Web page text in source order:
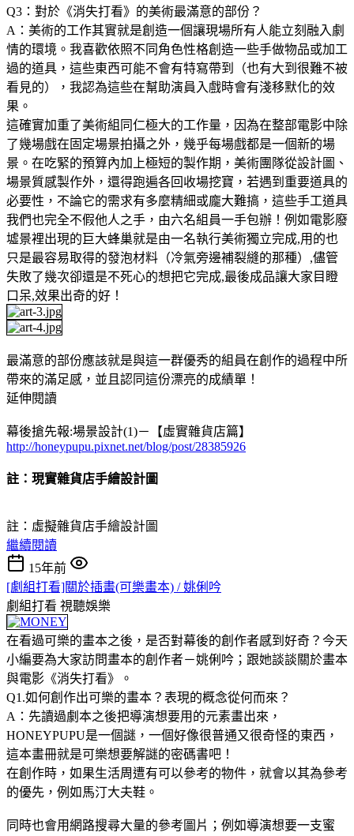
Q3：對於《消失打看》的美術最滿意的部份？
A：美術的工作其實就是創造一個讓現場所有人能立刻融入劇
情的環境。我喜歡依照不同角色性格創造一些手做物品或加工
過的道具，這些東西可能不會有特寫帶到（也有大到很難不被
看見的），我認為這些在幫助演員入戲時會有淺移默化的效
果。
這確實加重了美術組同仁極大的工作量，因為在整部電影中除
了幾場戲在固定場景拍攝之外，幾乎每場戲都是一個新的場
景。在吃緊的預算內加上極短的製作期，美術團隊從設計圖、
場景質感製作外，還得跑遍各回收場挖寶，若遇到重要道具的
必要性，不論它的需求有多麼精細或龐大難搞，這些手工道具
我們也完全不假他人之手，由六名組員一手包辦！例如電影廢
墟景裡出現的巨大蜂巢就是由一名執行美術獨立完成,用的也
只是最容易取得的發泡材料（冷氣旁邊補裂縫的那種）,儘管
失敗了幾次卻還是不死心的想把它完成,最後成品讓大家目瞪
口呆,效果出奇的好！
最滿意的部份應該就是與這一群優秀的組員在創作的過程中所
帶來的滿足感，並且認同這份漂亮的成績單！
延伸閱讀
幕後搶先報:場景設計(1)－【虛實雜貨店篇】
http://honeypupu.pixnet.net/blog/post/28385926
註：現實雜貨店手繪設計圖
註：虛擬雜貨店手繪設計圖
繼續閱讀
15年前
[劇組打看]關於插畫(可樂畫本) / 姚俐吟
劇組打看 視聽娛樂
在看過可樂的畫本之後，是否對幕後的創作者感到好奇？今天
小編要為大家訪問畫本的創作者－姚俐吟；跟她談談關於畫本
與電影《消失打看》。
Q1.如何創作出可樂的畫本？表現的概念從何而來？
A：先讀過劇本之後把導演想要用的元素畫出來，
HONEYPUPU是一個謎，一個好像很普通又很奇怪的東西，
這本畫冊就是可樂想要解謎的密碼書吧！
在創作時，如果生活周遭有可以參考的物件，就會以其為參考
的優先，例如馬汀大夫鞋。
同時也會用網路搜尋大量的參考圖片；例如導演想要一支蜜